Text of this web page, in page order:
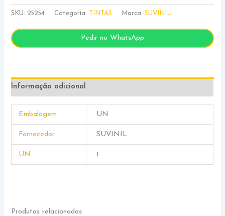
SKU: 25254 Categoria: TINTAS Marca:SUVINIL
Pedir no WhatsApp
Informação adicional
Embalagem UN
Fornecedor SUVINIL
UN 1
Produtos relacionados